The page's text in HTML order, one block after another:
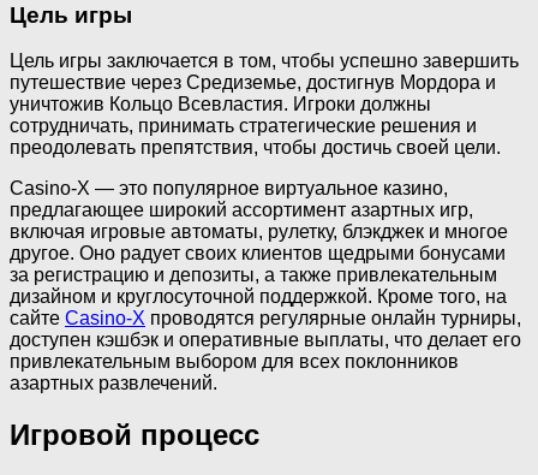
Цель игры
Цель игры заключается в том, чтобы успешно завершить
путешествие через Средиземье, достигнув Мордора и
уничтожив Кольцо Всевластия. Игроки должны
сотрудничать, принимать стратегические решения и
преодолевать препятствия, чтобы достичь своей цели.
Casino-X — это популярное виртуальное казино,
предлагающее широкий ассортимент азартных игр,
включая игровые автоматы, рулетку, блэкджек и многое
другое. Оно радует своих клиентов щедрыми бонусами
за регистрацию и депозиты, а также привлекательным
дизайном и круглосуточной поддержкой. Кроме того, на
сайте Casino-X проводятся регулярные онлайн турниры,
доступен кэшбэк и оперативные выплаты, что делает его
привлекательным выбором для всех поклонников
азартных развлечений.
Игровой процесс